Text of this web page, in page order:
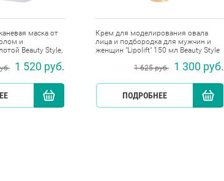
маска от
и
Beauty Style,
1 520 руб.
КУПИТЬ
Крем для моделирования овала
лица и подбородка для мужчин и
женщин "Lipolift" 150 мл Beauty Style
1 625 руб. 1 300 руб.
ПОДРОБНЕЕ